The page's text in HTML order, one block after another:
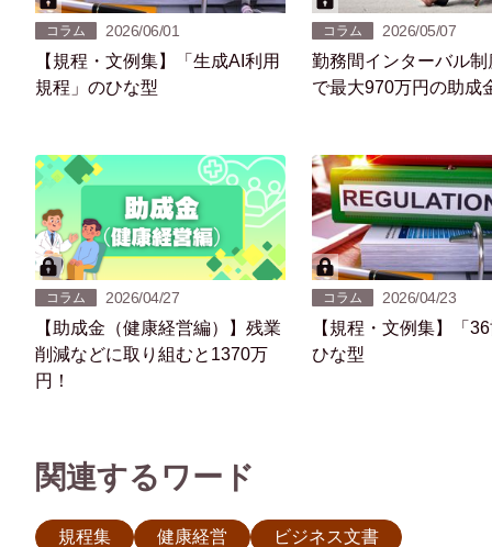
コラム 2026/06/01
【規程・文例集】「生成AI利用
規程」のひな型
コラム 2026/05/07
勤務間インターバル制
で最大970万円の助成
コラム 2026/04/27
【助成金（健康経営編）】残業
削減などに取り組むと1370万
円！
コラム 2026/04/23
【規程・文例集】「
ひな型
関連するワード
規程集 健康経営 ビジネス文書